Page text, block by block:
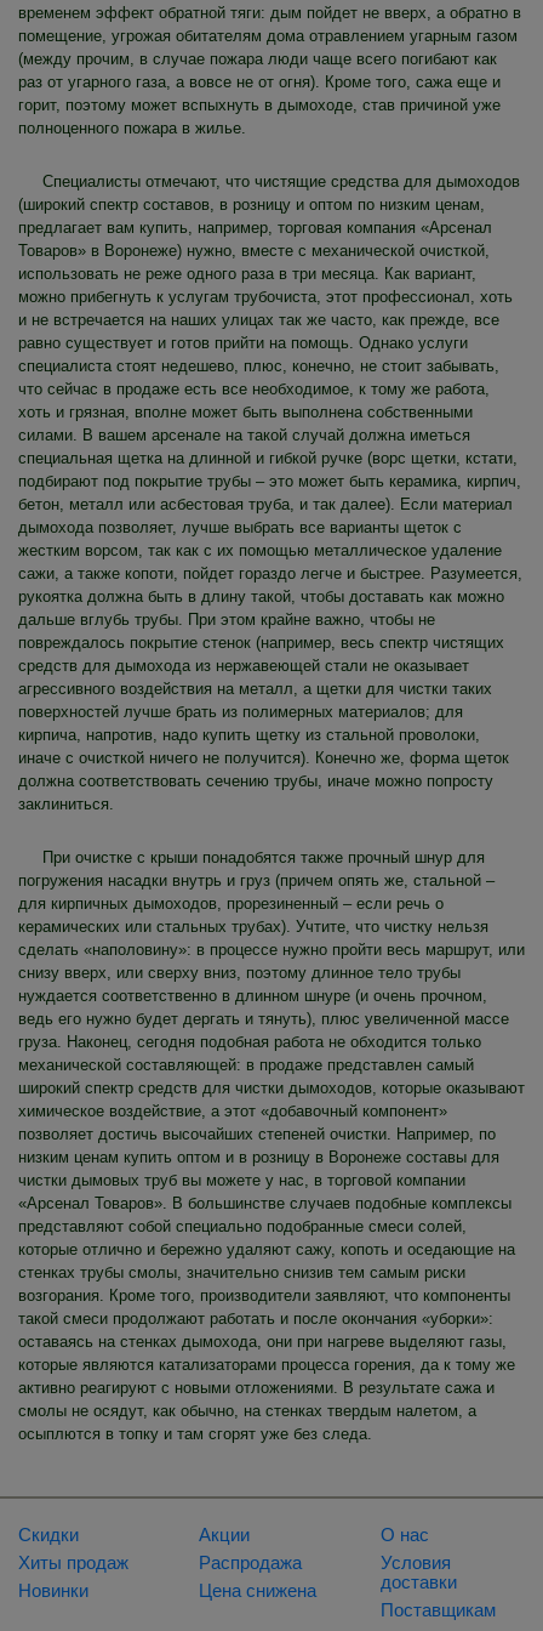
временем эффект обратной тяги: дым пойдет не вверх, а обратно в
помещение, угрожая обитателям дома отравлением угарным газом
(между прочим, в случае пожара люди чаще всего погибают как
раз от угарного газа, а вовсе не от огня). Кроме того, сажа еще и
горит, поэтому может вспыхнуть в дымоходе, став причиной уже
полноценного пожара в жилье.
Специалисты отмечают, что чистящие средства для дымоходов
(широкий спектр составов, в розницу и оптом по низким ценам,
предлагает вам купить, например, торговая компания «Арсенал
Товаров» в Воронеже) нужно, вместе с механической очисткой,
использовать не реже одного раза в три месяца. Как вариант,
можно прибегнуть к услугам трубочиста, этот профессионал, хоть
и не встречается на наших улицах так же часто, как прежде, все
равно существует и готов прийти на помощь. Однако услуги
специалиста стоят недешево, плюс, конечно, не стоит забывать,
что сейчас в продаже есть все необходимое, к тому же работа,
хоть и грязная, вполне может быть выполнена собственными
силами. В вашем арсенале на такой случай должна иметься
специальная щетка на длинной и гибкой ручке (ворс щетки, кстати,
подбирают под покрытие трубы – это может быть керамика, кирпич,
бетон, металл или асбестовая труба, и так далее). Если материал
дымохода позволяет, лучше выбрать все варианты щеток с
жестким ворсом, так как с их помощью металлическое удаление
сажи, а также копоти, пойдет гораздо легче и быстрее. Разумеется,
рукоятка должна быть в длину такой, чтобы доставать как можно
дальше вглубь трубы. При этом крайне важно, чтобы не
повреждалось покрытие стенок (например, весь спектр чистящих
средств для дымохода из нержавеющей стали не оказывает
агрессивного воздействия на металл, а щетки для чистки таких
поверхностей лучше брать из полимерных материалов; для
кирпича, напротив, надо купить щетку из стальной проволоки,
иначе с очисткой ничего не получится). Конечно же, форма щеток
должна соответствовать сечению трубы, иначе можно попросту
заклиниться.
При очистке с крыши понадобятся также прочный шнур для
погружения насадки внутрь и груз (причем опять же, стальной –
для кирпичных дымоходов, прорезиненный – если речь о
керамических или стальных трубах). Учтите, что чистку нельзя
сделать «наполовину»: в процессе нужно пройти весь маршрут, или
снизу вверх, или сверху вниз, поэтому длинное тело трубы
нуждается соответственно в длинном шнуре (и очень прочном,
ведь его нужно будет дергать и тянуть), плюс увеличенной массе
груза. Наконец, сегодня подобная работа не обходится только
механической составляющей: в продаже представлен самый
широкий спектр средств для чистки дымоходов, которые оказывают
химическое воздействие, а этот «добавочный компонент»
позволяет достичь высочайших степеней очистки. Например, по
низким ценам купить оптом и в розницу в Воронеже составы для
чистки дымовых труб вы можете у нас, в торговой компании
«Арсенал Товаров». В большинстве случаев подобные комплексы
представляют собой специально подобранные смеси солей,
которые отлично и бережно удаляют сажу, копоть и оседающие на
стенках трубы смолы, значительно снизив тем самым риски
возгорания. Кроме того, производители заявляют, что компоненты
такой смеси продолжают работать и после окончания «уборки»:
оставаясь на стенках дымохода, они при нагреве выделяют газы,
которые являются катализаторами процесса горения, да к тому же
активно реагируют с новыми отложениями. В результате сажа и
смолы не осядут, как обычно, на стенках твердым налетом, а
осыплются в топку и там сгорят уже без следа.
Скидки
Хиты продаж
Новинки
Акции
Распродажа
Цена снижена
О нас
Условия
доставки
Поставщикам